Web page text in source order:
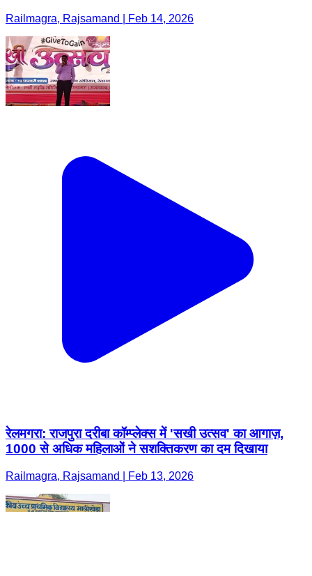
Railmagra, Rajsamand | Feb 14, 2026
रेलमगरा: राजपुरा दरीबा कॉम्प्लेक्स में 'सखी उत्सव' का आगाज़,
1000 से अधिक महिलाओं ने सशक्तिकरण का दम दिखाया
Railmagra, Rajsamand | Feb 13, 2026